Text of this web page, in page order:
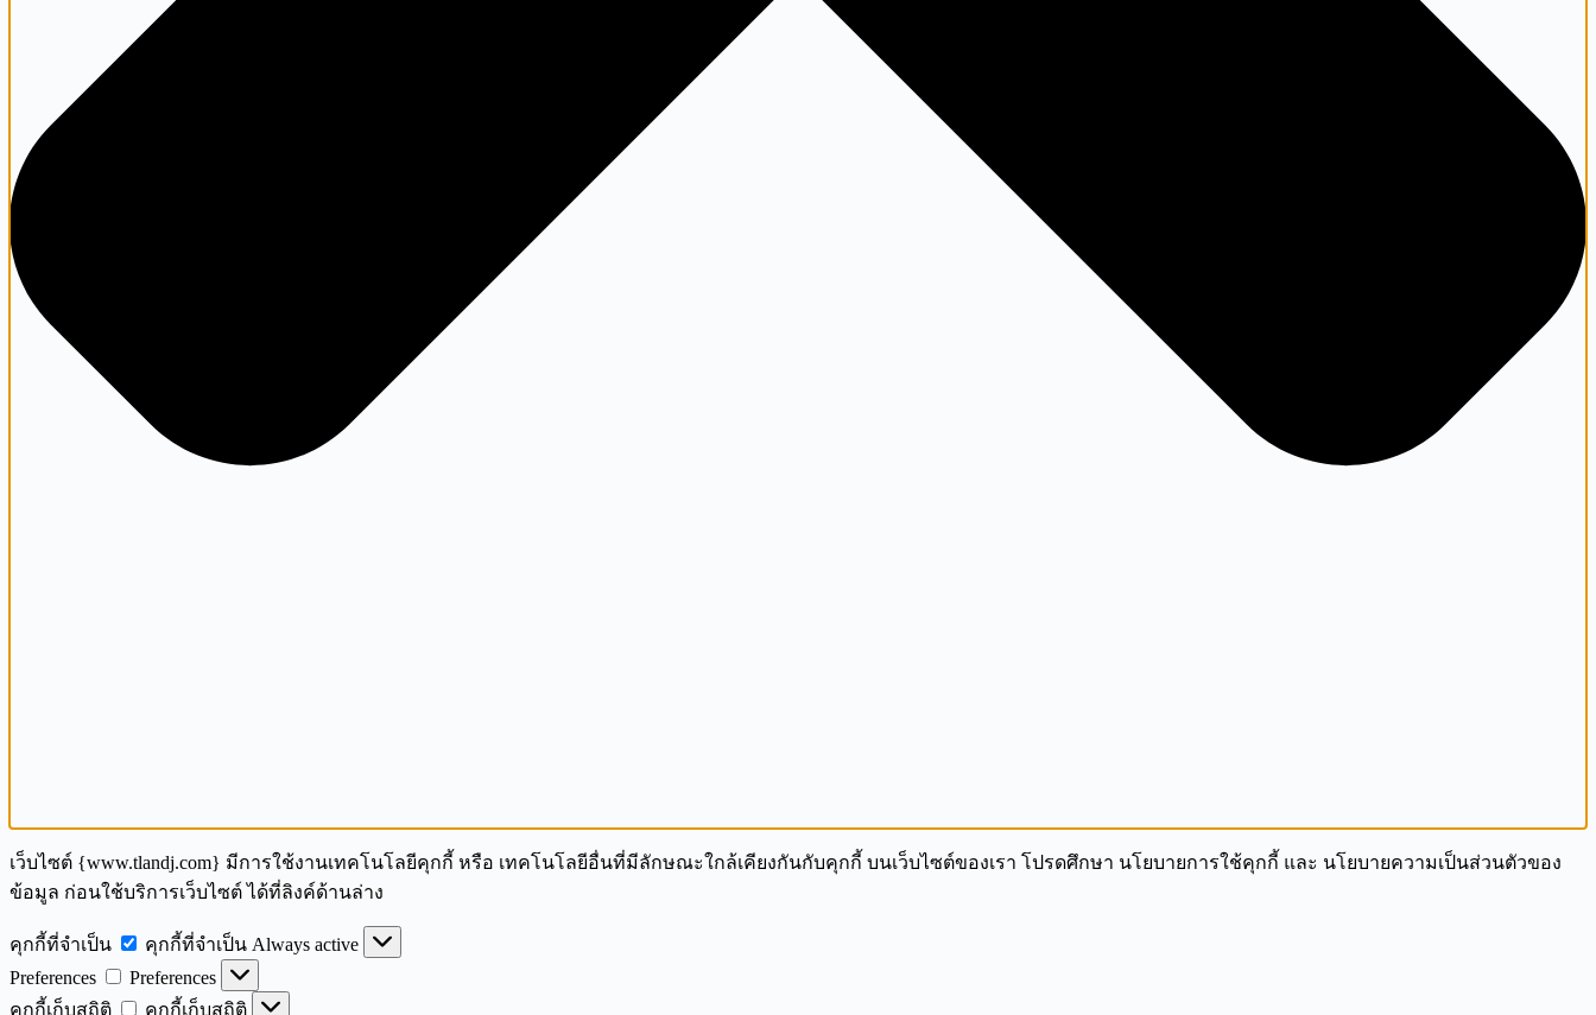
เว็บไซต์ {www.tlandj.com} มีการใช้งานเทคโนโลยีคุกกี้ หรือ เทคโนโลยีอื่นที่มีลักษณะใกล้เคียงกันกับคุกกี้ บนเว็บไซต์ของเรา โปรดศึกษา นโยบายการใช้คุกกี้ และ นโยบายความเป็นส่วนตัวของ
ข้อมูล ก่อนใช้บริการเว็บไซต์ ได้ที่ลิงค์ด้านล่าง
คุกกี้ที่จำเป็น คุกกี้ที่จำเป็น Always active
Preferences
Preferences
คุกกี้เก็บสถิติ
คุกกี้เก็บสถิติ